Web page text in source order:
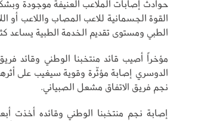
حوادث إصابات الملاعب العنيفة موجودة
القوة الجسمانية للاعب المصاب واللاعب أو
الطبي ومستوى تقديم الخدمة الطبية يساعد
مؤخراً أصيب قائد منتخبنا الوطني وقائد
الدوسري إصابة مؤثّرة وقوية سيغيب على
نجم فريق الاتفاق مشعل الصبياني.
إصابة نجم منتخبنا الوطني وقائده أخذت